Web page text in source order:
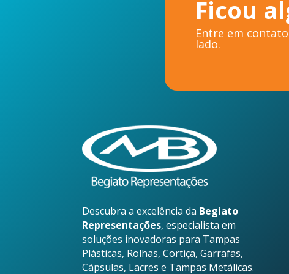
Ficou
Entre em
lado.
Descubra a excelência da Begiato
Representações, especialista em
soluções inovadoras para Tampas
Plásticas, Rolhas, Cortiça, Garrafas,
Cápsulas, Lacres e Tampas Metálicas.